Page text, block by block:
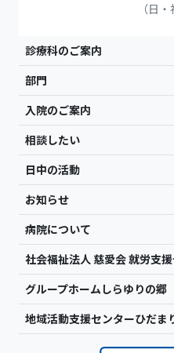
（日
診療科のご案内
部門
入院のご案内
相談したい
日中の活動
お知らせ
病院について
社会福祉法人 慈愛会 就労支
グループホームしらゆりの郷
地域活動支援センターひだま